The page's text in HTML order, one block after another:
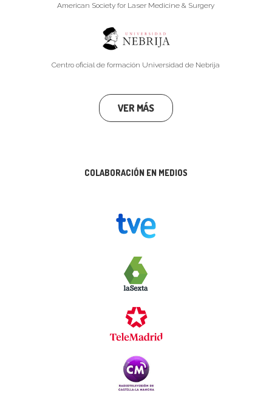
American Society for Laser Medicine & Surgery
Centro oficial de formación Universidad de Nebrija
VER MÁS
COLABORACIÓN EN MEDIOS